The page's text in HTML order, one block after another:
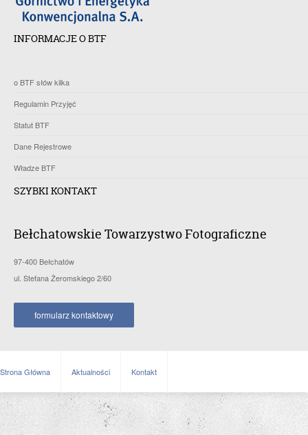
INFORMACJE O BTF
o BTF słów kilka
Regulamin Przyjęć
Statut BTF
Dane Rejestrowe
Władze BTF
SZYBKI KONTAKT
Bełchatowskie Towarzystwo Fotograficzne
97-400 Bełchatów
ul. Stefana Żeromskiego 2/60
formularz kontaktowy
Strona Główna Aktualności Kontakt